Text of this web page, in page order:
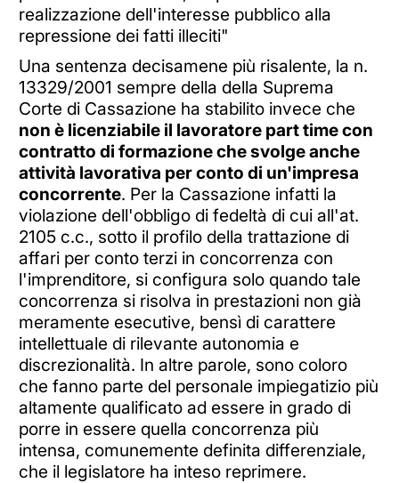
realizzazione dell'interesse pubblico alla
repressione dei fatti illeciti"
Una sentenza decisamene più risalente, la n.
13329/2001 sempre della della Suprema
Corte di Cassazione ha stabilito invece che
non è licenziabile il lavoratore part time con
contratto di formazione che svolge anche
attività lavorativa per conto di un'impresa
concorrente. Per la Cassazione infatti la
violazione dell'obbligo di fedeltà di cui all'at.
2105 c.c., sotto il profilo della trattazione di
affari per conto terzi in concorrenza con
l'imprenditore, si configura solo quando tale
concorrenza si risolva in prestazioni non già
meramente esecutive, bensì di carattere
intellettuale di rilevante autonomia e
discrezionalità. In altre parole, sono coloro
che fanno parte del personale impiegatizio più
altamente qualificato ad essere in grado di
porre in essere quella concorrenza più
intensa, comunemente definita differenziale,
che il legislatore ha inteso reprimere.